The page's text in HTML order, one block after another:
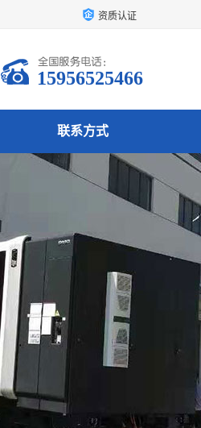
资质认证
15956525466
联系方式